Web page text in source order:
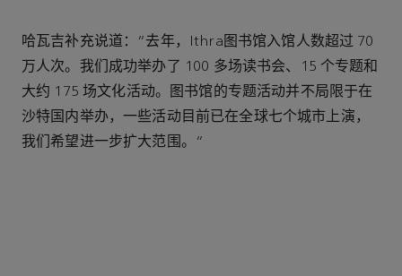
哈瓦吉补充说道：“去年，Ithra图书馆入馆人数超过 70
万人次。我们成功举办了 100 多场读书会、15 个专题和
大约 175 场文化活动。图书馆的专题活动并不局限于在
沙特国内举办，一些活动目前已在全球七个城市上演，
我们希望进一步扩大范围。”